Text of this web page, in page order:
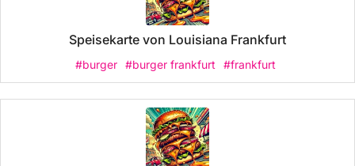
Speisekarte von Louisiana Frankfurt
#burger #burger frankfurt #frankfurt